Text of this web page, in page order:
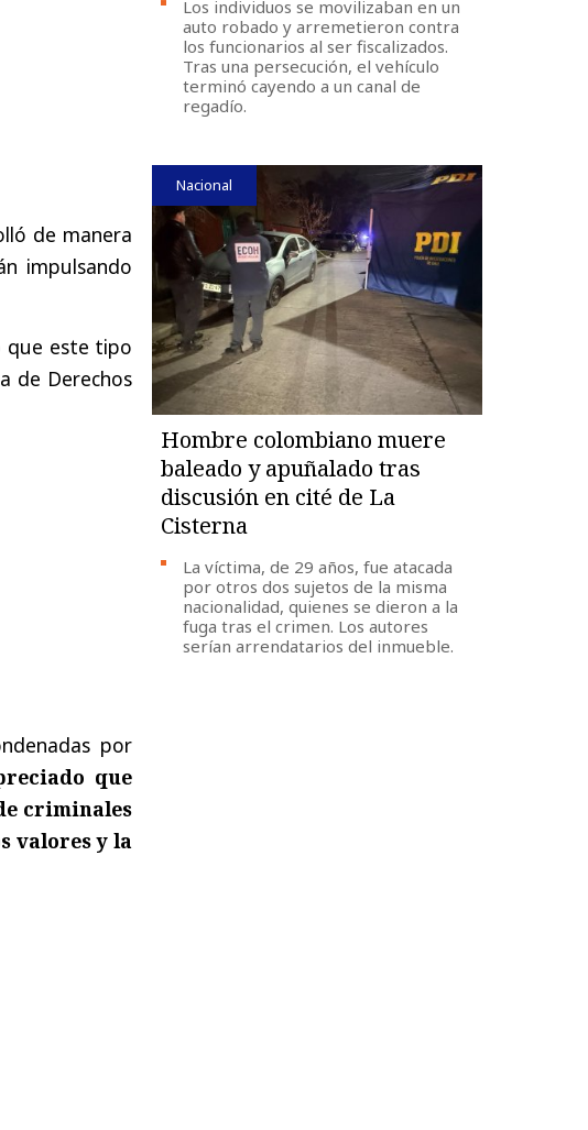
de manera
impulsando
este tipo
de Derechos
por
que
criminales
valores y la
Los individuos se movilizaban en un
auto robado y arremetieron contra
los funcionarios al ser fiscalizados.
Tras una persecución, el vehículo
terminó cayendo a un canal de
regadío.
Nacional
Hombre colombiano muere
baleado y apuñalado tras
discusión en cité de La
Cisterna
La víctima, de 29 años, fue atacada
por otros dos sujetos de la misma
nacionalidad, quienes se dieron a la
fuga tras el crimen. Los autores
serían arrendatarios del inmueble.